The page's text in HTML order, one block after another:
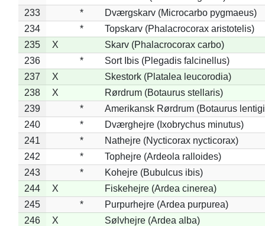
233
*
Dværgskarv (Microcarbo pygmaeus)
234
*
Topskarv (Phalacrocorax aristotelis)
235
X
Skarv (Phalacrocorax carbo)
236
*
Sort Ibis (Plegadis falcinellus)
237
X
Skestork (Platalea leucorodia)
238
X
Rørdrum (Botaurus stellaris)
239
*
Amerikansk Rørdrum (Botaurus
240
*
Dværghejre (Ixobrychus minutus)
241
*
Nathejre (Nycticorax nycticorax)
242
*
Tophejre (Ardeola ralloides)
243
*
Kohejre (Bubulcus ibis)
244
X
Fiskehejre (Ardea cinerea)
245
*
Purpurhejre (Ardea purpurea)
246
X
Sølvhejre (Ardea alba)